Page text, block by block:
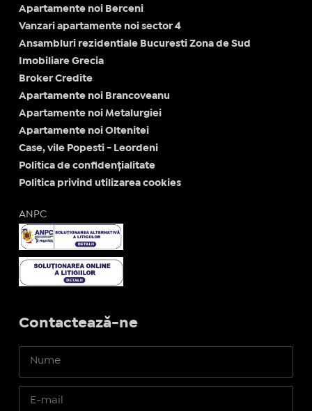
Apartamente noi Berceni
Vanzari apartamente noi sector 4
Ansambluri rezidentiale Bucuresti Zona de Sud
Imobiliare Grecia
Broker Credite
Apartamente noi Brancoveanu
Apartamente noi Metalurgiei
Apartamente noi Oltenitei
Case, vile Popesti - Leordeni
Politica de confidențialitate
Politica privind utilizarea cookies
ANPC
Contactează-ne